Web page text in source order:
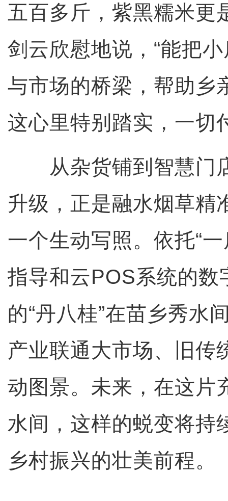
五百多斤，紫黑糯米更
剑云欣慰地说，“能把
与市场的桥梁，帮助乡
这心里特别踏实，一切
从杂货铺到智慧门
升级，正是融水烟草精
一个生动写照。依托“
指导和云POS系统的数
的“丹八桂”在苗乡秀水
产业联通大市场、旧传
动图景。未来，在这片
水间，这样的蜕变将持
乡村振兴的壮美前程。